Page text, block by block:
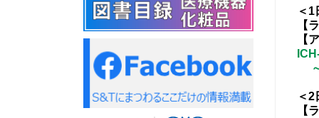
＜1
【
【
～
＜2
【